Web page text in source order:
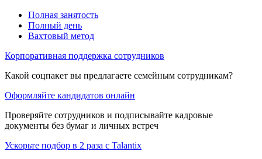
Полная занятость
Полный день
Вахтовый метод
Корпоративная поддержка сотрудников
Какой соцпакет вы предлагаете семейным сотрудникам?
Оформляйте кандидатов онлайн
Проверяйте сотрудников и подписывайте кадровые
документы без бумаг и личных встреч
Ускорьте подбор в 2 раза с Talantix